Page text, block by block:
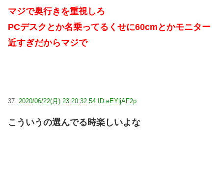
マジで奥行きを重視しろ
PCデスクとか名乗ってるくせに60cmとかモニター
近すぎだからマジで
37: 2020/06/22(月) 23:20:32.54 ID:eEYljAF2p
こういうの選んでる時楽しいよな